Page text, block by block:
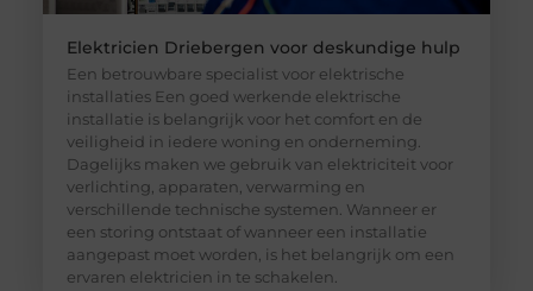
Elektricien Driebergen voor deskundige hulp
Een betrouwbare specialist voor elektrische
installaties Een goed werkende elektrische
installatie is belangrijk voor het comfort en de
veiligheid in iedere woning en onderneming.
Dagelijks maken we gebruik van elektriciteit voor
verlichting, apparaten, verwarming en
verschillende technische systemen. Wanneer er
een storing ontstaat of wanneer een installatie
aangepast moet worden, is het belangrijk om een
ervaren elektricien in te schakelen.